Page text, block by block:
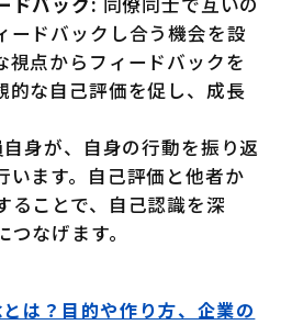
ードバックし合う機会を設
視点からフィードバックを
的な自己評価を促し、成長
身が、自身の行動を振り返
います。自己評価と他者か
ることで、自己認識を深
なげます。
は？目的や作り方、企業の